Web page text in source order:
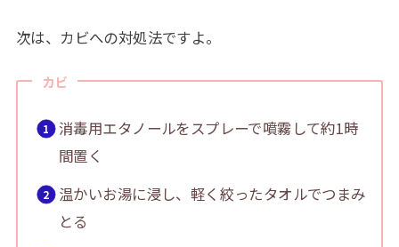
次は、カビへの対処法ですよ。
カビ
消毒用エタノールをスプレーで噴霧して約1時
間置く
温かいお湯に浸し、軽く絞ったタオルでつまみ
とる